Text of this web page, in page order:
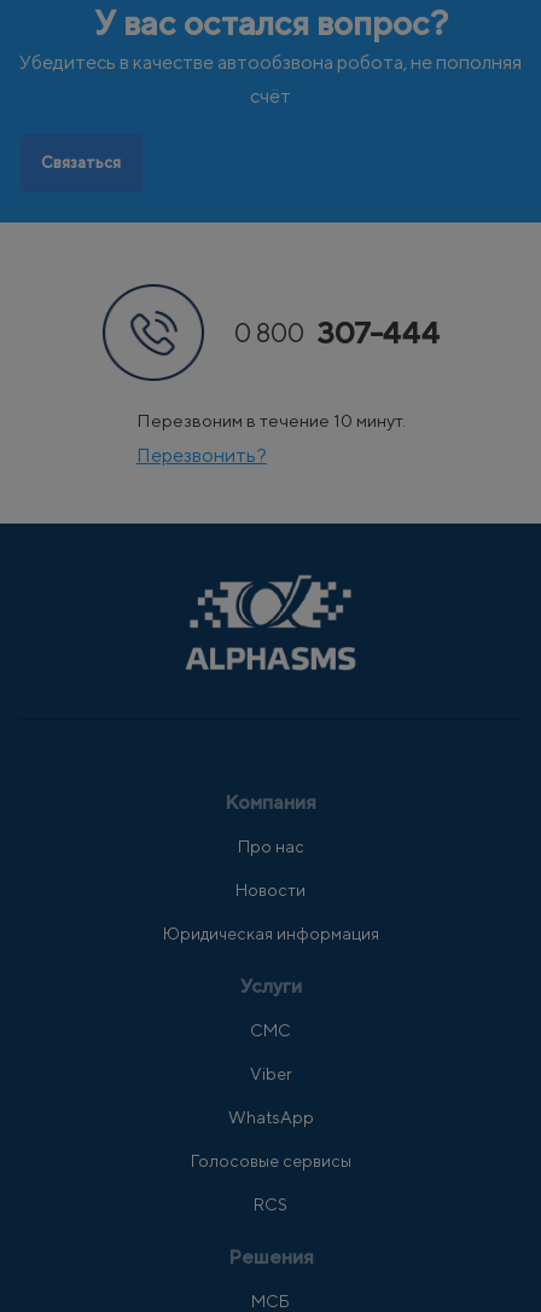
Черногория
Ш
Швейцария
Швеция
У вас остался вопрос?
Убедитесь в качестве автообзвона робота, не пополняя
счёт
Связаться
0 800 307-444
Перезвоним в течение 10 минут.
Перезвонить?
Компания
Про нас
Новости
Юридическая информация
Услуги
СМС
Viber
WhatsApp
Голосовые сервисы
RCS
Решения
МСБ